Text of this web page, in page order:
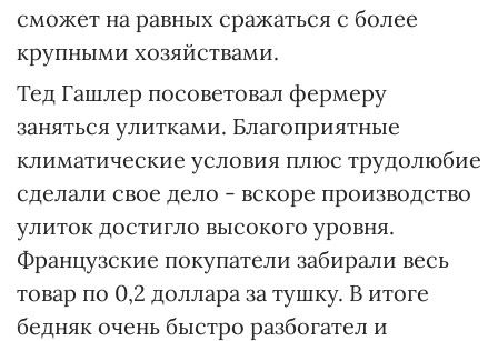
сможет на равных сражаться с более
крупными хозяйствами.
Тед Гашлер посоветовал фермеру
заняться улитками. Благоприятные
климатические условия плюс трудолюбие
сделали свое дело - вскоре производство
улиток достигло высокого уровня.
Французские покупатели забирали весь
товар по 0,2 доллара за тушку. В итоге
бедняк очень быстро разбогател и